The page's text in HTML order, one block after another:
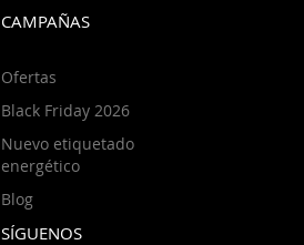
CAMPAÑAS
Ofertas
Black Friday 2026
Nuevo etiquetado
energético
Blog
SÍGUENOS